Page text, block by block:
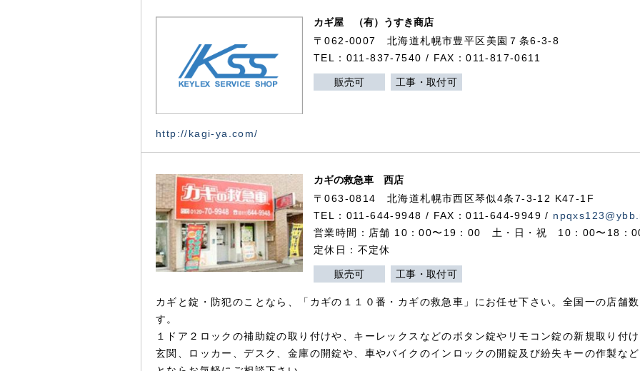
カギ屋 （有）うすき商店
〒062-0007 北海道札幌市豊平区美園７条6-3-8
TEL：011-837-7540 / FAX：011-817-0611
販売可 工事・取付可
http://kagi-ya.com/
カギの救急車 西店
〒063-0814 北海道札幌市西区琴似4条7-3-12 K47-1F
TEL：011-644-9948 / FAX：011-644-9949 /
営業時間：店舗 10：00〜19：00 土・日・祝 10：00〜18：
定休日：不定休
販売可 工事・取付可
カギと錠・防犯のことなら、「カギの１１０番・カギの救急車」にお任せ下さい。全国一の店舗
す。
１ドア２ロックの補助錠の取り付けや、キーレックスなどのボタン錠やリモコン錠の新規取り付
玄関、ロッカー、デスク、金庫の開錠や、車やバイクのインロックの開錠及び紛失キーの作製な